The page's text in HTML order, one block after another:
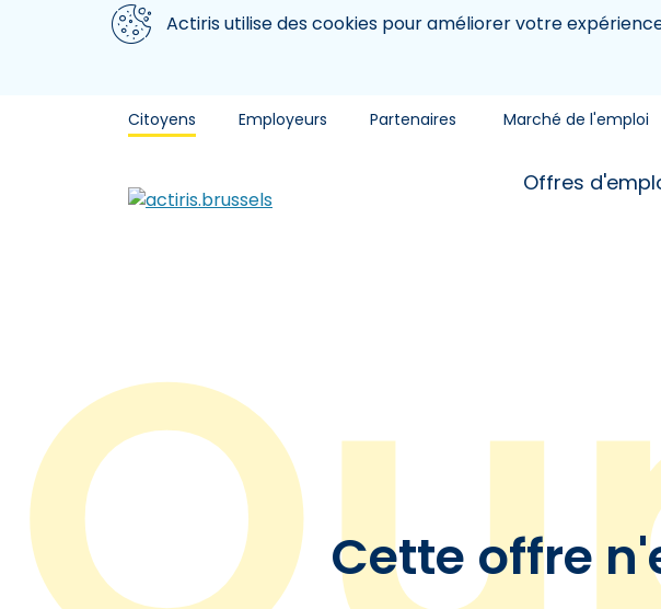
Aller au contenu principal
Nous utilisons des cookiesActiris utilise des cookies pour améliorer votre
Citoyens Employeurs Partenaires Marché de l'emploi
Offres
Cette offre